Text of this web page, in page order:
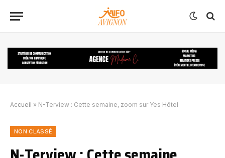
Accueil » N-Terview : Cette semaine, zoom sur Yes Hôtel
NON CLASSÉ